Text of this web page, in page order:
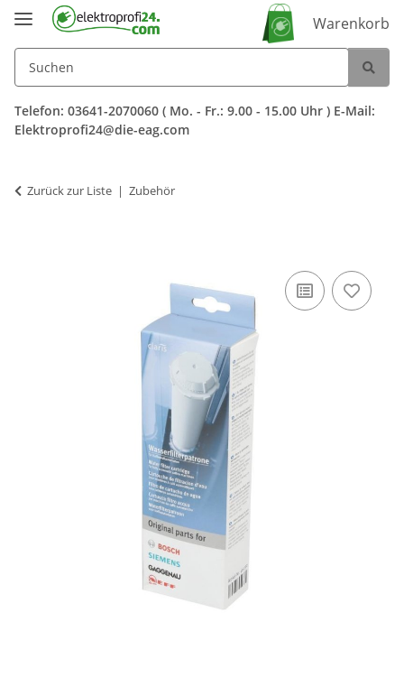
Warenkorb
Telefon: 03641-2070060 ( Mo. - Fr.: 9.00 - 15.00 Uhr ) E-Mail:
Elektroprofi24@die-eag.com
Zurück zur Liste Zubehör